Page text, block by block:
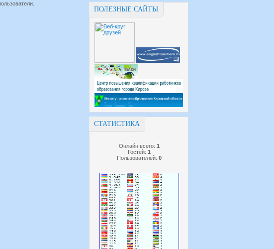
ПОЛЕЗНЫЕ САЙТЫ
СТАТИСТИКА
Онлайн всего: 1
Гостей: 1
Пользователей: 0